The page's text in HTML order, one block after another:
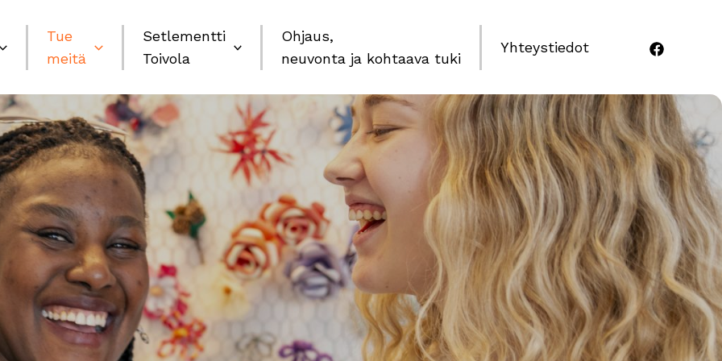
Tue
meitä
Setlementti
Toivola
Ohjaus,
neuvonta ja kohtaava tuki
Yhteystiedot